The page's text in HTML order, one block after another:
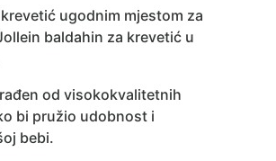
ugodnim mjestom za
baldahin za krevetić u
od visokokvalitetnih
bi pružio udobnost i
bebi.